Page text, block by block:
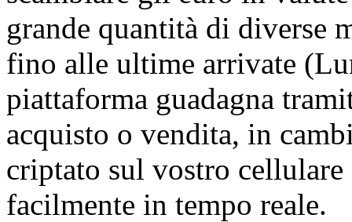
grande quantità di diverse
fino alle ultime arrivate
piattaforma guadagna
acquisto o vendita, in
criptato sul vostro
facilmente in tempo reale.